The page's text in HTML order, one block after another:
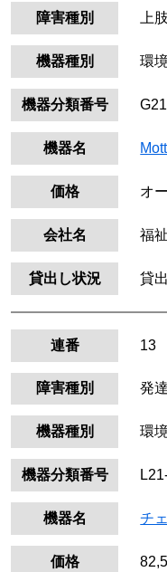
障害種別 上肢
機器種別 環
機器分類番号
機器名
価格 オ
会社名 福
貸出し状況 貸
連番 13
障害種別 発達
機器種別 環
機器分類番号
機器名 チ
価格